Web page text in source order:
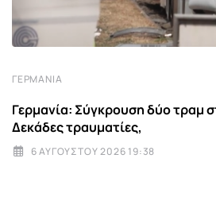
ΓΕΡΜΑΝΊΑ
Γερμανία: Σύγκρουση δύο τραμ
Δεκάδες τραυματίες,
6 ΑΥΓΟΎΣΤΟΥ 2026 19:38